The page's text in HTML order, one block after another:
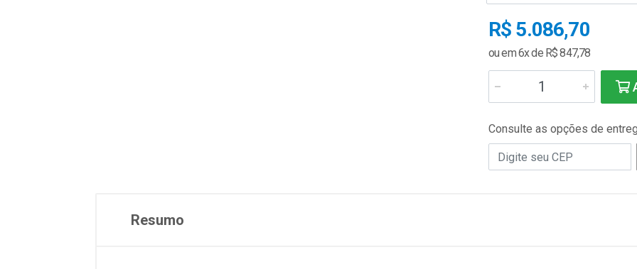
R$ 5.086,70
ou em 6x de R$ 847,78
Consulte as opções de
Resumo